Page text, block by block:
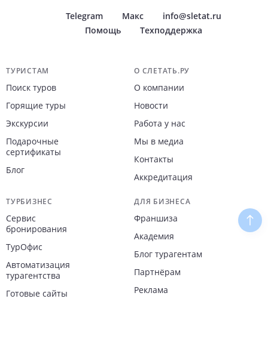
Telegram Макс
info@sletat.ru
Помощь
Техподдержка
Навигация по сайту
ТУРИСТАМ
Поиск туров
Горящие туры
Экскурсии
Подарочные
сертификаты
Блог
О СЛЕТАТЬ.РУ
О компании
Новости
Работа у нас
Мы в медиа
Контакты
Аккредитация
ТУРБИЗНЕС
Сервис
бронирования
ТурОфис
Автоматизация
турагентства
Готовые сайты
ДЛЯ БИЗНЕСА
Франшиза
Академия
Блог турагентам
Партнёрам
Реклама